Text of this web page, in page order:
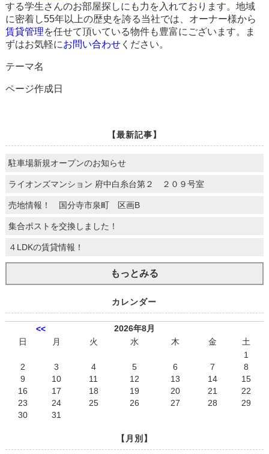
する学生さんのお部屋探しにも力を入れております。地域
に密着し55年以上の歴史を誇る当社では、オーナー様から
賃貸管理を任せて頂いている物件も豊富にございます。ま
ずはお気軽にお問い合わせください。
テーマ名
ページ作成日
【最新記事】
駐車場新規オープンのお知らせ
ライオンズマンション 府中白糸台第２ ２０９号室
売地情報！ 国分寺市泉町 区画B
集合ポストを交換しました！
４LDKの賃貸情報！
もっとみる
カレンダー
<<
2026年8月
日
月 火 水 木 金
土
1
2
3 4 5 6 7
8
9
10 11 12 13 14
15
16
17 18 19 20 21
22
23
24 25 26 27 28
29
30
31
【月別】